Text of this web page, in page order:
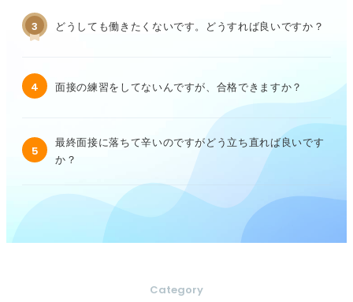
3 どうしても働きたくないです。どうすれば良いですか？
4 面接の練習をしてないんですが、合格できますか？
5
最終面接に落ちて辛いのですがどう立ち直れば良いです
か？
Category